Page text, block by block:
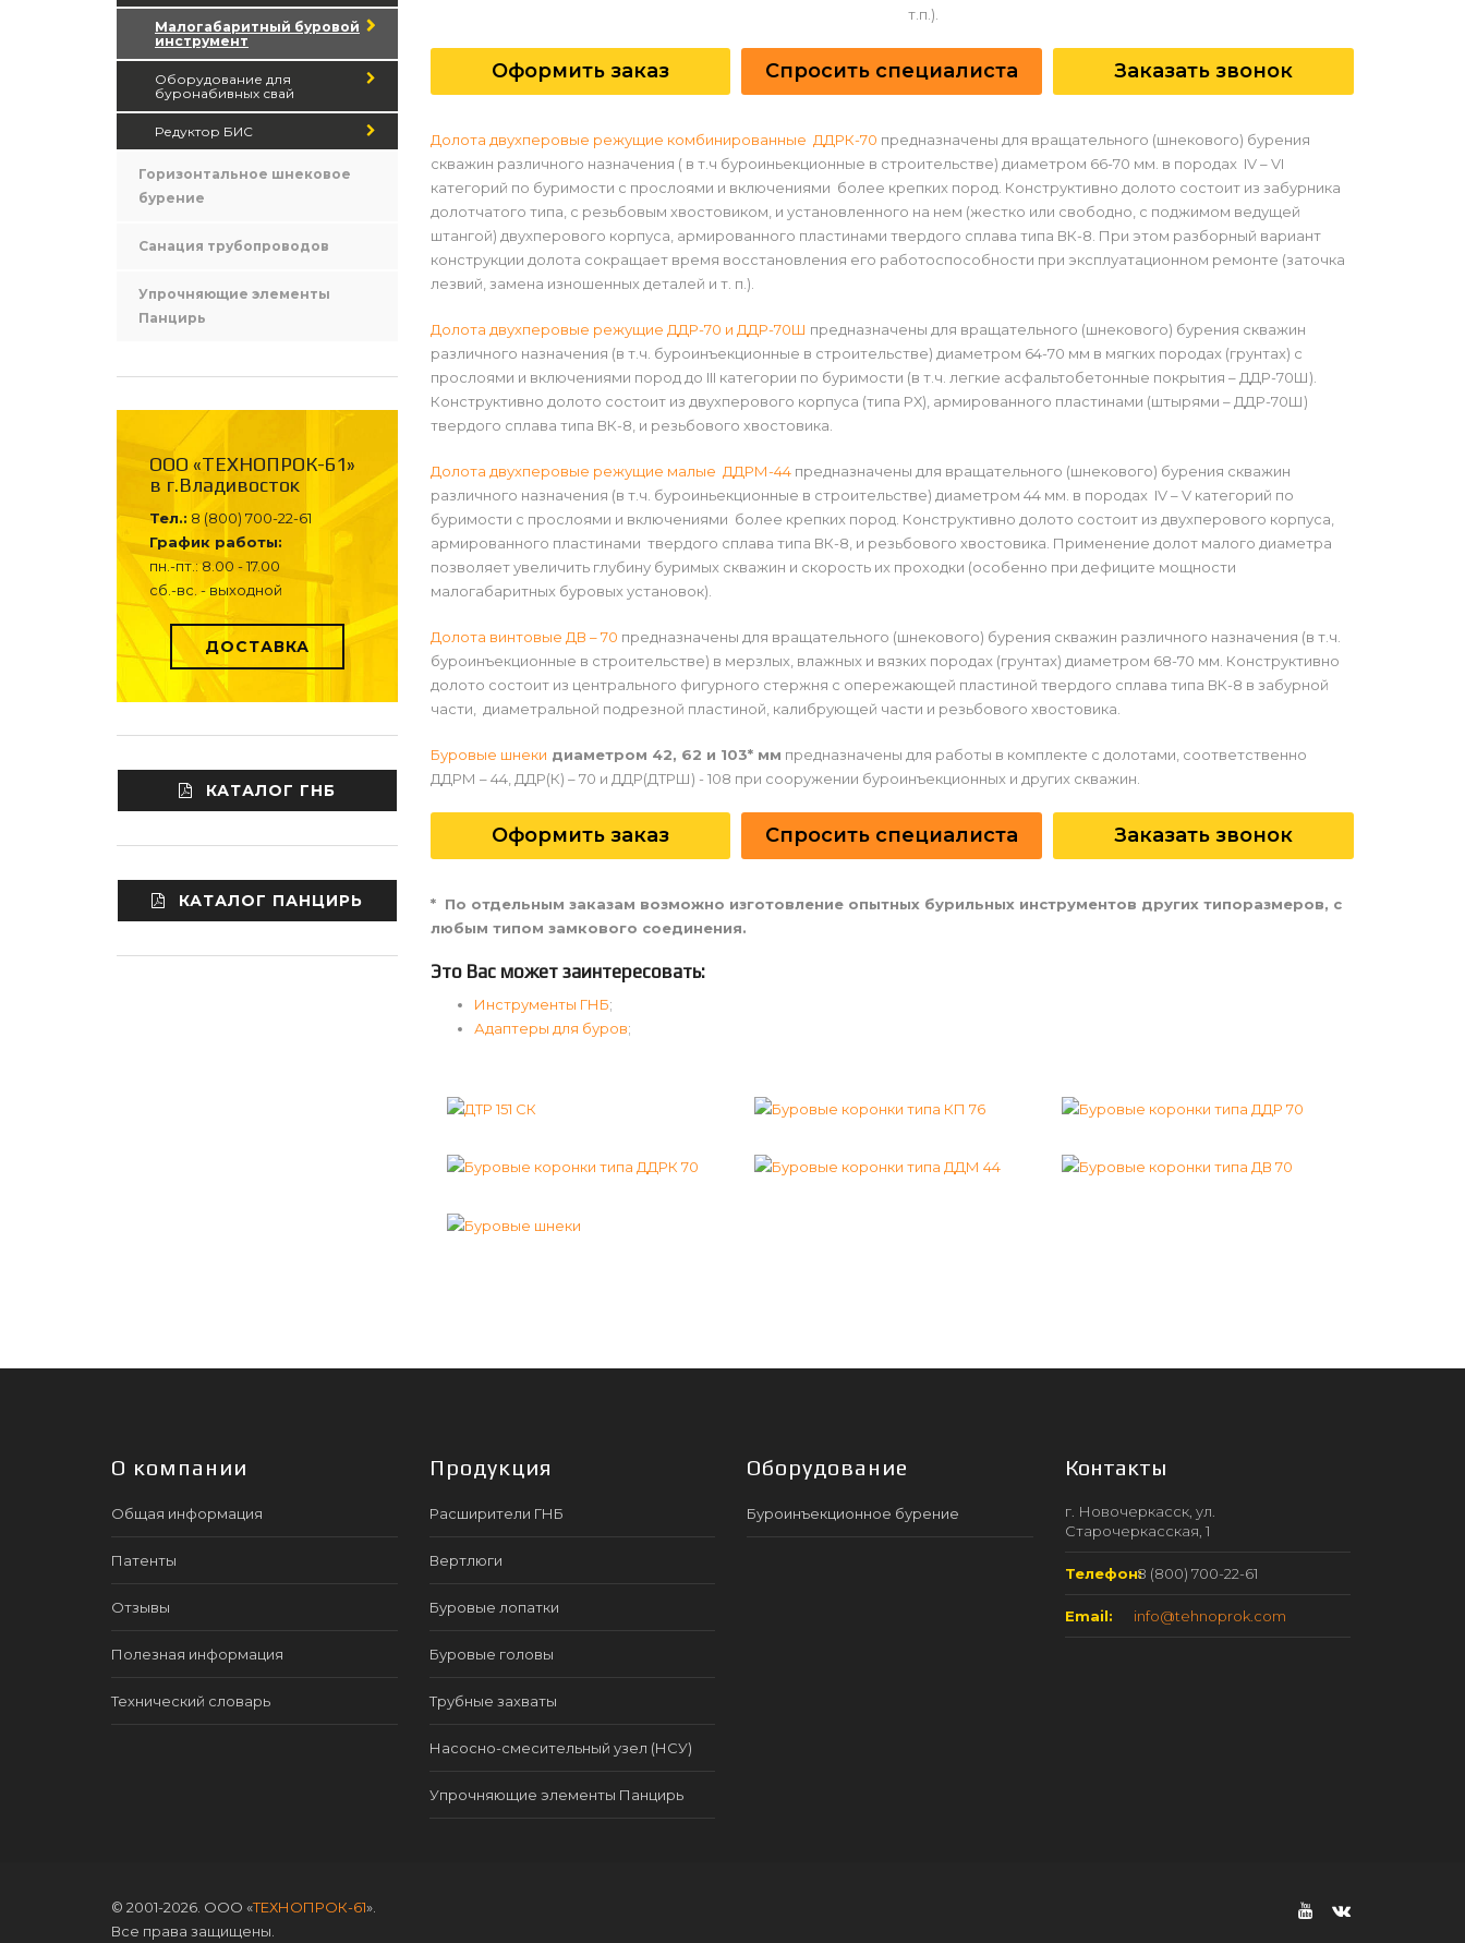
т.п.).
Оформить заказ Спросить специалиста Заказать звонок
Долота двухперовые режущие комбинированные ДДРК-70 предназначены для вращательного (шнекового) бурения
скважин различного назначения ( в т.ч буроиньекционные в строительстве) диаметром 66-70 мм. в породах IV – VI
категорий по буримости с прослоями и включениями более крепких пород. Конструктивно долото состоит из забурника
долотчатого типа, с резьбовым хвостовиком, и установленного на нем (жестко или свободно, с поджимом ведущей
штангой) двухперового корпуса, армированного пластинами твердого сплава типа ВК-8. При этом разборный вариант
конструкции долота сокращает время восстановления его работоспособности при эксплуатационном ремонте (заточка
лезвий, замена изношенных деталей и т. п.).
Долота двухперовые режущие ДДР-70 и ДДР-70Ш предназначены для вращательного (шнекового) бурения скважин
различного назначения (в т.ч. буроинъекционные в строительстве) диаметром 64-70 мм в мягких породах (грунтах) с
прослоями и включениями пород до III категории по буримости (в т.ч. легкие асфальтобетонные покрытия – ДДР-70Ш).
Конструктивно долото состоит из двухперового корпуса (типа РХ), армированного пластинами (штырями – ДДР-70Ш)
твердого сплава типа ВК-8, и резьбового хвостовика.
Долота двухперовые режущие малые ДДРМ-44предназначены для вращательного (шнекового) бурения скважин
различного назначения (в т.ч. буроиньекционные в строительстве) диаметром 44 мм. в породах IV – V категорий по
буримости с прослоями и включениями более крепких пород. Конструктивно долото состоит из двухперового корпуса,
армированного пластинами твердого сплава типа ВК-8, и резьбового хвостовика. Применение долот малого диаметра
позволяет увеличить глубину буримых скважин и скорость их проходки (особенно при дефиците мощности
малогабаритных буровых установок).
Долота винтовые ДВ – 70 предназначены для вращательного (шнекового) бурения скважин различного назначения (в т.ч.
буроинъекционные в строительстве) в мерзлых, влажных и вязких породах (грунтах) диаметром 68-70 мм. Конструктивно
долото состоит из центрального фигурного стержня с опережающей пластиной твердого сплава типа ВК-8 в забурной
части, диаметральной подрезной пластиной, калибрующей части и резьбового хвостовика.
Буровые шнеки диаметром 42, 62 и 103* мм предназначены для работы в комплекте с долотами, соответственно
ДДРМ – 44, ДДР(К) – 70 и ДДР(ДТРШ) - 108 при сооружении буроинъекционных и других скважин.
Оформить заказ Спросить специалиста Заказать звонок
* По отдельным заказам возможно изготовление опытных бурильных инструментов других типоразмеров, с
любым типом замкового соединения.
Это Вас может заинтересовать:
Инструменты ГНБ;
Адаптеры для буров;
Малогабаритный буровой
инструмент
Оборудование для
буронабивных свай
Редуктор БИС
Горизонтальное шнековое
бурение
Санация трубопроводов
Упрочняющие элементы
Панцирь
ООО «ТЕХНОПРОК-61»
в г.Владивосток
Тел.: 8 (800) 700-22-61
График работы:
пн.-пт.: 8.00 - 17.00
сб.-вс. - выходной
ДОСТАВКА
КАТАЛОГ ГНБ
КАТАЛОГ ПАНЦИРЬ
О компании
Общая информация
Патенты
Отзывы
Полезная информация
Технический словарь
Продукция
Расширители ГНБ
Вертлюги
Буровые лопатки
Буровые головы
Трубные захваты
Насосно-смесительный узел (НСУ)
Упрочняющие элементы Панцирь
Оборудование
Буроинъекционное бурение
Контакты
г. Новочеркасск, ул.
Старочеркасская, 1
Телефон:8 (800) 700-22-61
Email: info@tehnoprok.com
© 2001-2026. ООО «ТЕХНОПРОК-61».
Все права защищены.